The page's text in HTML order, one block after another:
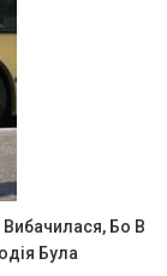
Вибачилася, Бо В
Була